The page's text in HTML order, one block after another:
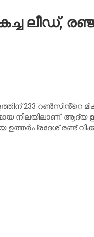
ലീഡ്,
233 റൺസിൻ്റെ
നിലയിലാണ്. ആദ്യ
രണ്ട്